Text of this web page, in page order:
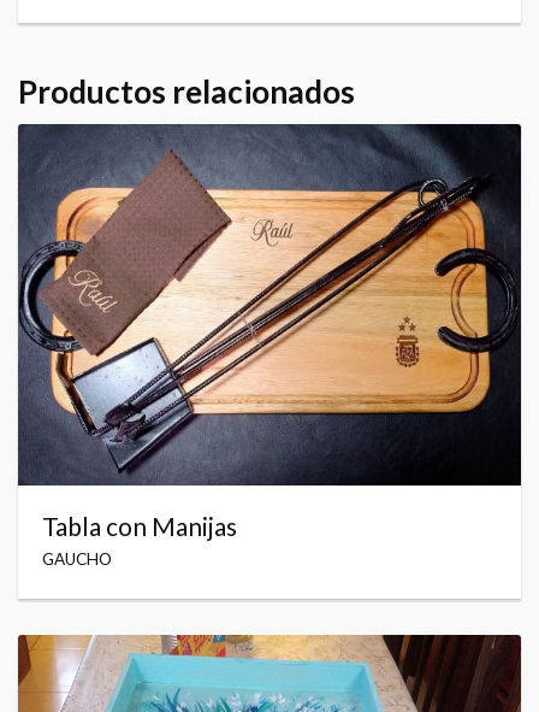
Productos relacionados
Tabla con Manijas
GAUCHO